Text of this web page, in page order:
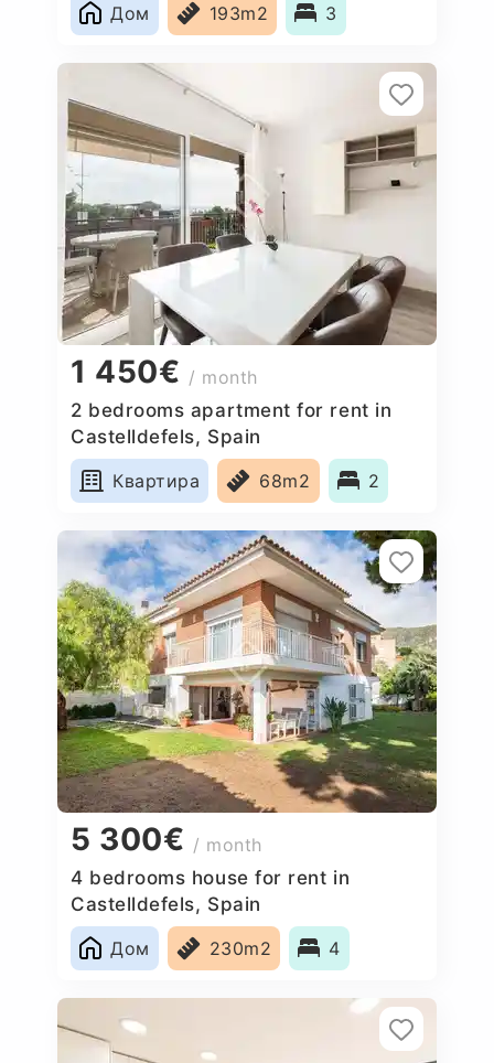
Дом
193m2 3
1 450€ / month
2 bedrooms apartment for rent in
Castelldefels, Spain
Квартира
68m2 2
5 300€ / month
4 bedrooms house for rent in
Castelldefels, Spain
Дом
230m2 4